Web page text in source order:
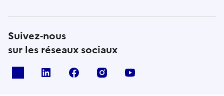
Suivez-nous
sur les réseaux sociaux
Linkedin Facebook Instagram